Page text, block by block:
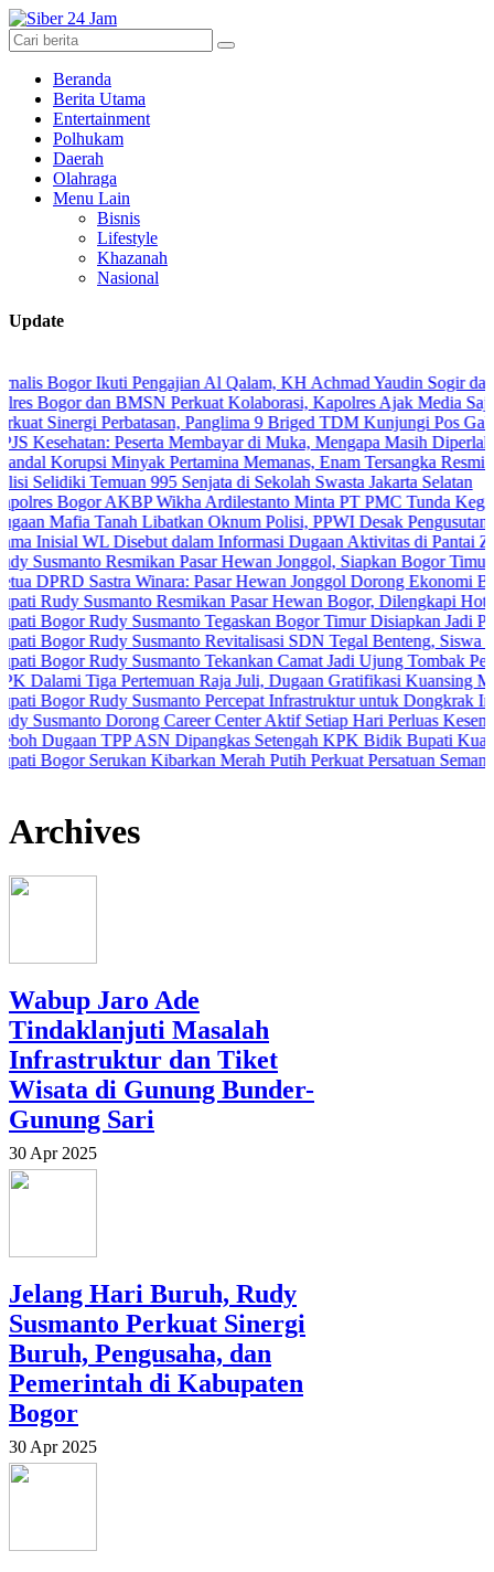
Beranda
Berita Utama
Entertainment
Polhukam
Daerah
Olahraga
Menu Lain
Bisnis
Lifestyle
Khazanah
Nasional
Update
Ikuti Pengajian Al Qalam, KH Achmad Yaudin Sogir dan Gus
dan BMSN Perkuat Kolaborasi, Kapolres Ajak Media Sajikan
Perbatasan, Panglima 9 Briged TDM Kunjungi Pos Gabma
Peserta Membayar di Muka, Mengapa Masih Diperlakukan
Minyak Pertamina Memanas, Enam Tersangka Resmi Diseret
Temuan 995 Senjata di Sekolah Swasta Jakarta Selatan
AKBP Wikha Ardilestanto Minta PT PMC Tunda Kegiatan Demi
Tanah Libatkan Oknum Polisi, PPWI Desak Pengusutan Tuntas
WL Disebut dalam Informasi Dugaan Aktivitas di Pantai Zore, Bea
Resmikan Pasar Hewan Jonggol, Siapkan Bogor Timur Jadi
Sastra Winara: Pasar Hewan Jonggol Dorong Ekonomi Bogor Timur
Susmanto Resmikan Pasar Hewan Bogor, Dilengkapi Hotel Hewan
Rudy Susmanto Tegaskan Bogor Timur Disiapkan Jadi Pusat
Rudy Susmanto Revitalisasi SDN Tegal Benteng, Siswa Kini
Rudy Susmanto Tekankan Camat Jadi Ujung Tombak Pelayanan
Tiga Pertemuan Raja Juli, Dugaan Gratifikasi Kuansing Menguat
Rudy Susmanto Percepat Infrastruktur untuk Dongkrak Investasi
Dorong Career Center Aktif Setiap Hari Perluas Kesempatan
TPP ASN Dipangkas Setengah KPK Bidik Bupati Kuansing
Serukan Kibarkan Merah Putih Perkuat Persatuan Semangat
Archives
Wabup Jaro Ade
Tindaklanjuti Masalah
Infrastruktur dan Tiket
Wisata di Gunung Bunder-
Gunung Sari
30 Apr 2025
Jelang Hari Buruh, Rudy
Susmanto Perkuat Sinergi
Buruh, Pengusaha, dan
Pemerintah di Kabupaten
Bogor
30 Apr 2025